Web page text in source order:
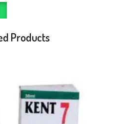
Products